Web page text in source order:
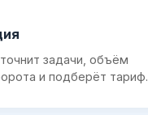
задачи, объём
и подберёт тариф.